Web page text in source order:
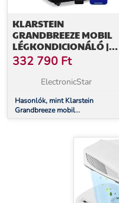
KLARSTEIN
GRANDBREEZE MOBIL
LÉGKONDICIONÁLÓ |
16000 BTU | 40 CM | 82
M² | A
ENERGIAHATÉKONYSÁGI
332 790 Ft
ElectronicStar
Hasonlók, mint Klarstein
Grandbreeze mobil
légkondicionáló | 16000 BTU |
energiahatékonysági osztály